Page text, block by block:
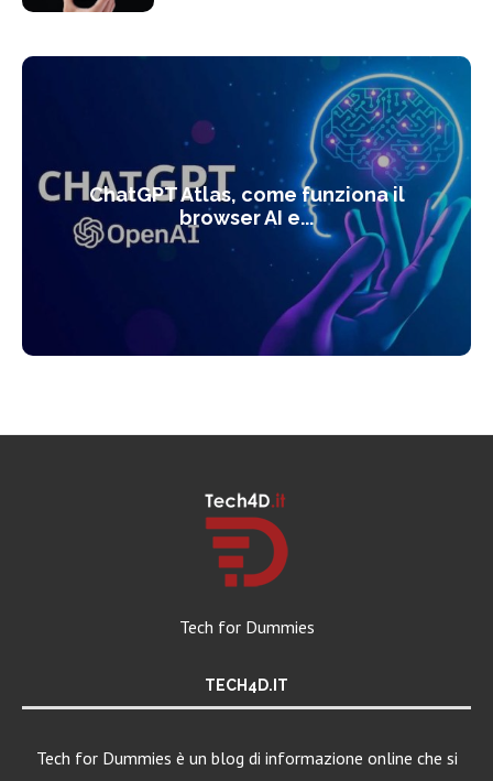
ChatGPT Atlas, come funziona il
browser AI e...
Tech for Dummies
TECH4D.IT
Tech for Dummies è un blog di informazione online che si